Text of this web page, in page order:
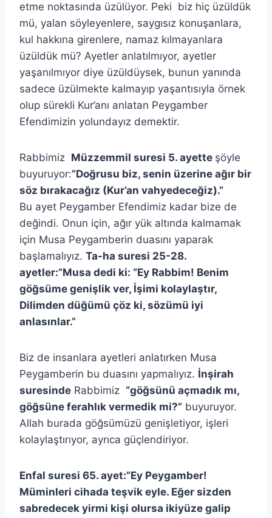
etme noktasında üzülüyor. Peki biz hiç üzüldük
mü, yalan söyleyenlere, saygısız konuşanlara,
kul hakkına girenlere, namaz kılmayanlara
üzüldük mü? Ayetler anlatılmıyor, ayetler
yaşanılmıyor diye üzüldüysek, bunun yanında
sadece üzülmekte kalmayıp yaşantısıyla örnek
olup sürekli Kur’anı anlatan Peygamber
Efendimizin yolundayız demektir.
Rabbimiz Müzzemmil suresi 5. ayette şöyle
buyuruyor:”Doğrusu biz, senin üzerine ağır bir
söz bırakacağız (Kur’an vahyedeceğiz).”
Bu ayet Peygamber Efendimiz kadar bize de
değindi. Onun için, ağır yük altında kalmamak
için Musa Peygamberin duasını yaparak
başlamalıyız. Ta-ha suresi 25-28.
ayetler:”Musa dedi ki: “Ey Rabbim! Benim
göğsüme genişlik ver, İşimi kolaylaştır,
Dilimden düğümü çöz ki, sözümü iyi
anlasınlar.”
Biz de insanlara ayetleri anlatırken Musa
Peygamberin bu duasını yapmalıyız. İnşirah
suresinde Rabbimiz “göğsünü açmadık mı,
göğsüne ferahlık vermedik mi?” buyuruyor.
Allah burada göğsümüzü genişletiyor, işleri
kolaylaştırıyor, ayrıca güçlendiriyor.
Enfal suresi 65. ayet:”Ey Peygamber!
Müminleri cihada teşvik eyle. Eğer sizden
sabredecek yirmi kişi olursa ikiyüze galip